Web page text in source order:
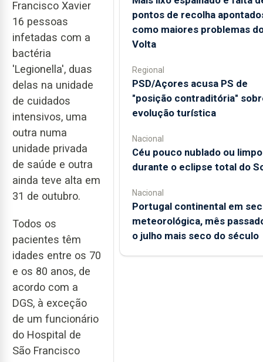
Francisco Xavier
16 pessoas
infetadas com a
bactéria
'Legionella', duas
delas na unidade
de cuidados
intensivos, uma
outra numa
unidade privada
de saúde e outra
ainda teve alta em
31 de outubro.
Todos os
pacientes têm
idades entre os 70
e os 80 anos, de
acordo com a
DGS, à exceção
de um funcionário
do Hospital de
São Francisco
pontos de recolha
como maiores problemas
Volta
Regional
PSD/Açores acusa PS de
"posição contraditória"
evolução turística
Nacional
Céu pouco nublado ou limpo
durante o eclipse total do
Nacional
Portugal continental em
meteorológica, mês
o julho mais seco do século